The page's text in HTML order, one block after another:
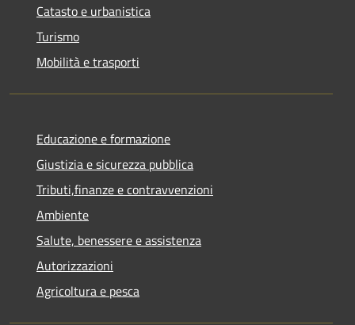
Catasto e urbanistica
Turismo
Mobilità e trasporti
Educazione e formazione
Giustizia e sicurezza pubblica
Tributi,finanze e contravvenzioni
Ambiente
Salute, benessere e assistenza
Autorizzazioni
Agricoltura e pesca